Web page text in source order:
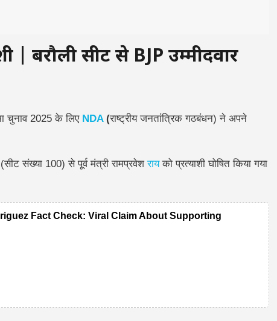
| बरौली सीट से BJP उम्मीदवार
चुनाव 2025 के लिए NDA(राष्ट्रीय जनतांत्रिक गठबंधन) ने अपने
संख्या 100) से पूर्व मंत्री रामप्रवेशरायको प्रत्याशी घोषित किया गया
Fact Check: Viral Claim About Supporting